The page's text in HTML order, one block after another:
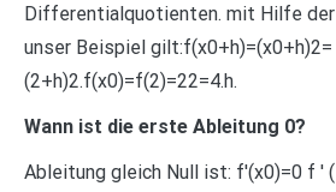
Differentialquotienten. mit Hilfe
unser Beispiel gilt:f(x0+h)=(x0+h)2=
(2+h)2.f(x0)=f(2)=22=4.h.
Wann ist die erste Ableitung 0?
Ableitung gleich Null ist: f′(x0)=0 f ′